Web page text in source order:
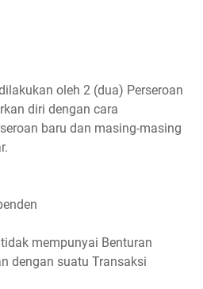
oleh 2 (dua) Perseroan
diri dengan cara
baru dan masing-masing
mempunyai Benturan
dengan suatu Transaksi